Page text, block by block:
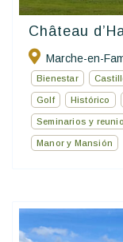
Château
Marche-en-
Bienestar
Golf Histórico
Seminarios y
Manor y Mansión